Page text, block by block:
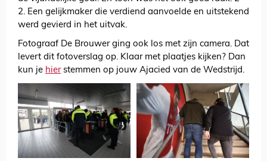
2. Een gelijkmaker die verdiend aanvoelde en uitstekend
werd gevierd in het uitvak.
Fotograaf De Brouwer ging ook los met zijn camera. Dat
levert dit fotoverslag op. Klaar met plaatjes kijken? Dan
kun je hierstemmen op jouw Ajacied van de Wedstrijd.